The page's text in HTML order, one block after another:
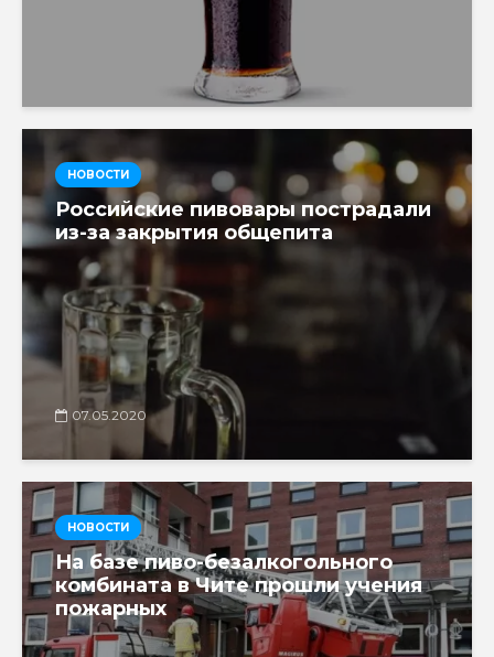
НОВОСТИ
Российские пивовары пострадали
из-за закрытия общепита
07.05.2020
НОВОСТИ
На базе пиво-безалкогольного
комбината в Чите прошли учения
пожарных